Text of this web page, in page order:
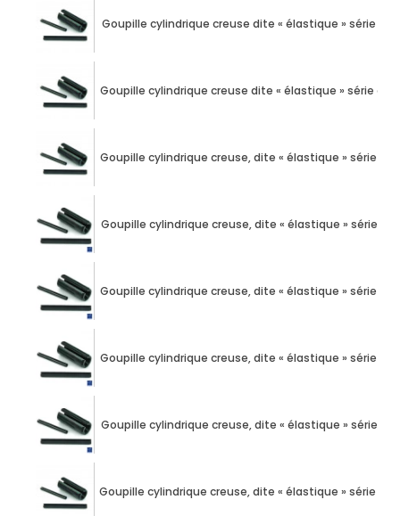
Goupille cylindrique creuse dite « élastique » série
Goupille cylindrique creuse dite « élastique » série
Goupille cylindrique creuse, dite « élastique » série
Goupille cylindrique creuse, dite « élastique » série
Goupille cylindrique creuse, dite « élastique » série
Goupille cylindrique creuse, dite « élastique » série
Goupille cylindrique creuse, dite « élastique » série
Goupille cylindrique creuse, dite « élastique » série